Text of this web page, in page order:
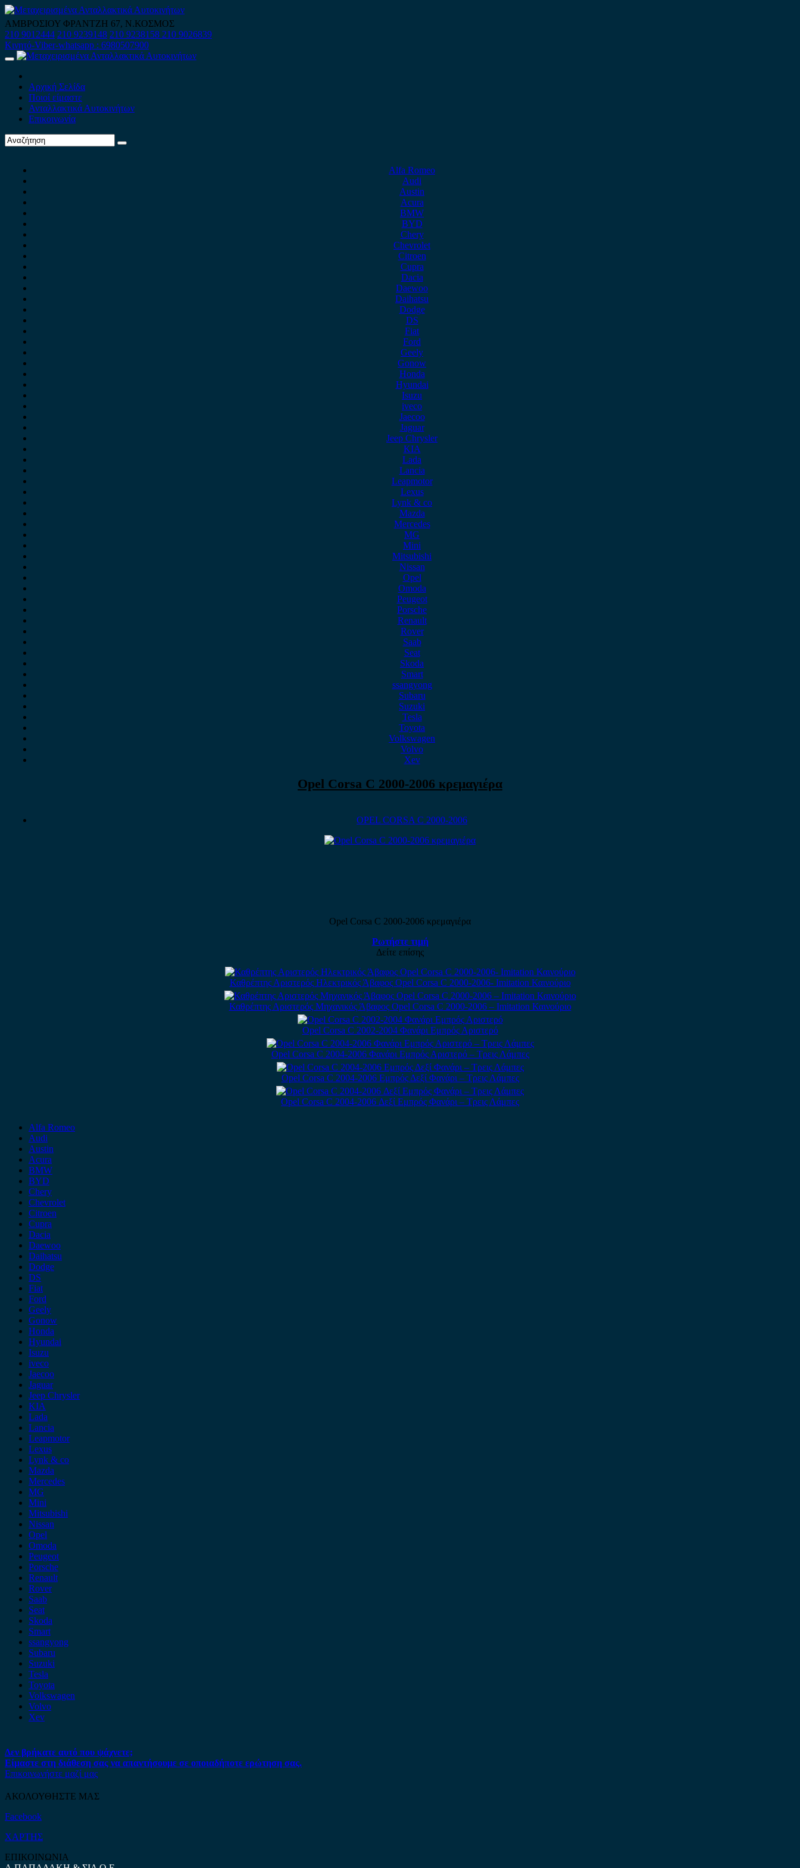
Skip
to
content
ΑΜΒΡΟΣΙΟΥ ΦΡΑΝΤΖΗ 67, Ν.ΚΟΣΜΟΣ
210 9012444 210 9239148 210 9238158 210 9026839
Κινητό-Viber-whatsapp : 6980507900
Primary
Αρχική Σελίδα
Ποιοί είμαστε
Ανταλλακτικά Αυτοκινήτων
Επικοινωνία
Alfa Romeo
Audi
Austin
Acura
BMW
BYD
Chery
Chevrolet
Citroen
Cupra
Dacia
Daewoo
Daihatsu
Dodge
DS
Fiat
Ford
Geely
Gonow
Honda
Hyundai
Isuzu
iveco
Jaecoo
Jaguar
Jeep Chrysler
KIA
Lada
Lancia
Leapmotor
Lexus
Lynk & co
Mazda
Mercedes
MG
Mini
Mitsubishi
Nissan
Opel
Omoda
Peugeot
Porsche
Renault
Rover
Saab
Seat
Skoda
Smart
ssangyong
Subaru
Suzuki
Tesla
Toyota
Volkswagen
Volvo
Xev
Opel Corsa C 2000-2006 κρεμαγιέρα
OPEL CORSA C 2000-2006
Opel Corsa C 2000-2006 κρεμαγιέρα
Ρωτήστε τιμή
Δείτε επίσης
Καθρέπτης Αριστερός Ηλεκτρικός Άβαφος Opel Corsa C 2000-2006- Imitation Καινούριο
Καθρέπτης Αριστερός Μηχανικός Άβαφος Opel Corsa C 2000-2006 – Imitation Καινούριο
Opel Corsa C 2002-2004 Φανάρι Εμπρός Αριστερό
Opel Corsa C 2004-2006 Φανάρι Εμπρός Αριστερό – Tρεις Λάμπες
Opel Corsa C 2004-2006 Εμπρός Δεξί Φανάρι – Τρεις Λάμπες
Opel Corsa C 2004-2006 Δεξί Εμπρός Φανάρι – Τρεις Λάμπες
Alfa Romeo
Audi
Austin
Acura
BMW
BYD
Chery
Chevrolet
Citroen
Cupra
Dacia
Daewoo
Daihatsu
Dodge
DS
Fiat
Ford
Geely
Gonow
Honda
Hyundai
Isuzu
iveco
Jaecoo
Jaguar
Jeep Chrysler
KIA
Lada
Lancia
Leapmotor
Lexus
Lynk & co
Mazda
Mercedes
MG
Mini
Mitsubishi
Nissan
Opel
Omoda
Peugeot
Porsche
Renault
Rover
Saab
Seat
Skoda
Smart
ssangyong
Subaru
Suzuki
Tesla
Toyota
Volkswagen
Volvo
Xev
Δεν βρήκατε αυτό που ψάχνετε;
Είμαστε στη διάθεση σας να απαντήσουμε σε οποιαδήποτε ερώτηση σας.
Επικοινωνήστε μαζί μας
ΑΚΟΛΟΥΘΗΣΤΕ ΜΑΣ
Facebook
ΧΑΡΤΗΣ
ΕΠΙΚΟΙΝΩΝΙΑ